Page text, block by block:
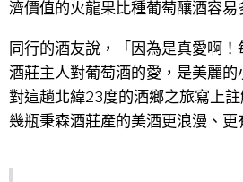
濟價值的火龍果比種葡萄釀酒容易
同行的酒友說，「因為是真愛啊
酒莊主人對葡萄酒的愛，是美麗
對這趟北緯23度的酒鄉之旅寫上
幾瓶秉森酒莊產的美酒更浪漫、更